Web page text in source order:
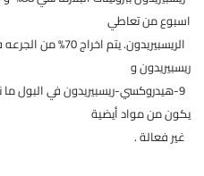
اسبوع من تعاطي
ريسبيريدون و
يكون من مواد أيضية
غير فعالة .